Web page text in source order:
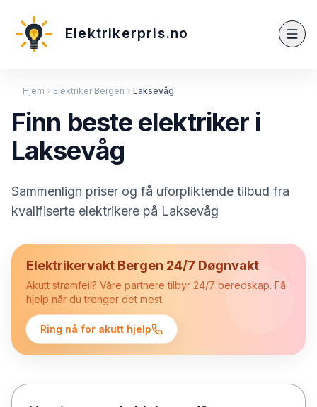
Elektrikerpris.no
Hjem Elektriker Bergen Laksevåg
Finn beste elektriker i
Laksevåg
Sammenlign priser og få uforpliktende tilbud fra
kvalifiserte elektrikere på Laksevåg
Elektrikervakt Bergen 24/7 Døgnvakt
Akutt strømfeil? Våre partnere tilbyr 24/7 beredskap. Få
hjelp når du trenger det mest.
Ring nå for akutt hjelp